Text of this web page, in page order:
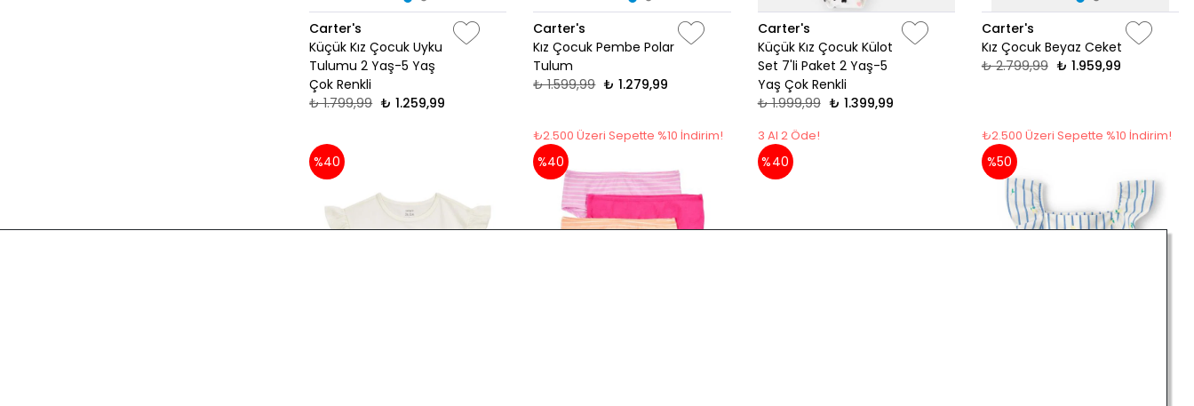
Carter's
Küçük Kız Çocuk Uyku
Tulumu 2 Yaş-5 Yaş
Çok Renkli
₺ 1.799,99 ₺ 1.259,99
Carter's
Kız Çocuk Pembe Polar
Tulum
₺ 1.599,99 ₺ 1.279,99
₺2.500 Üzeri Sepette %10 İndirim!
Carter's
Küçük Kız Çocuk Külot
Set 7'li Paket 2 Yaş-5
Yaş Çok Renkli
₺ 1.999,99 ₺ 1.399,99
3 Al 2 Öde!
Carter's
Kız Çocuk Beyaz Ceket
₺ 2.799,99 ₺ 1.959,99
₺2.500 Üzeri Sepette %10 İndirim!
%40 %40 %40 %50